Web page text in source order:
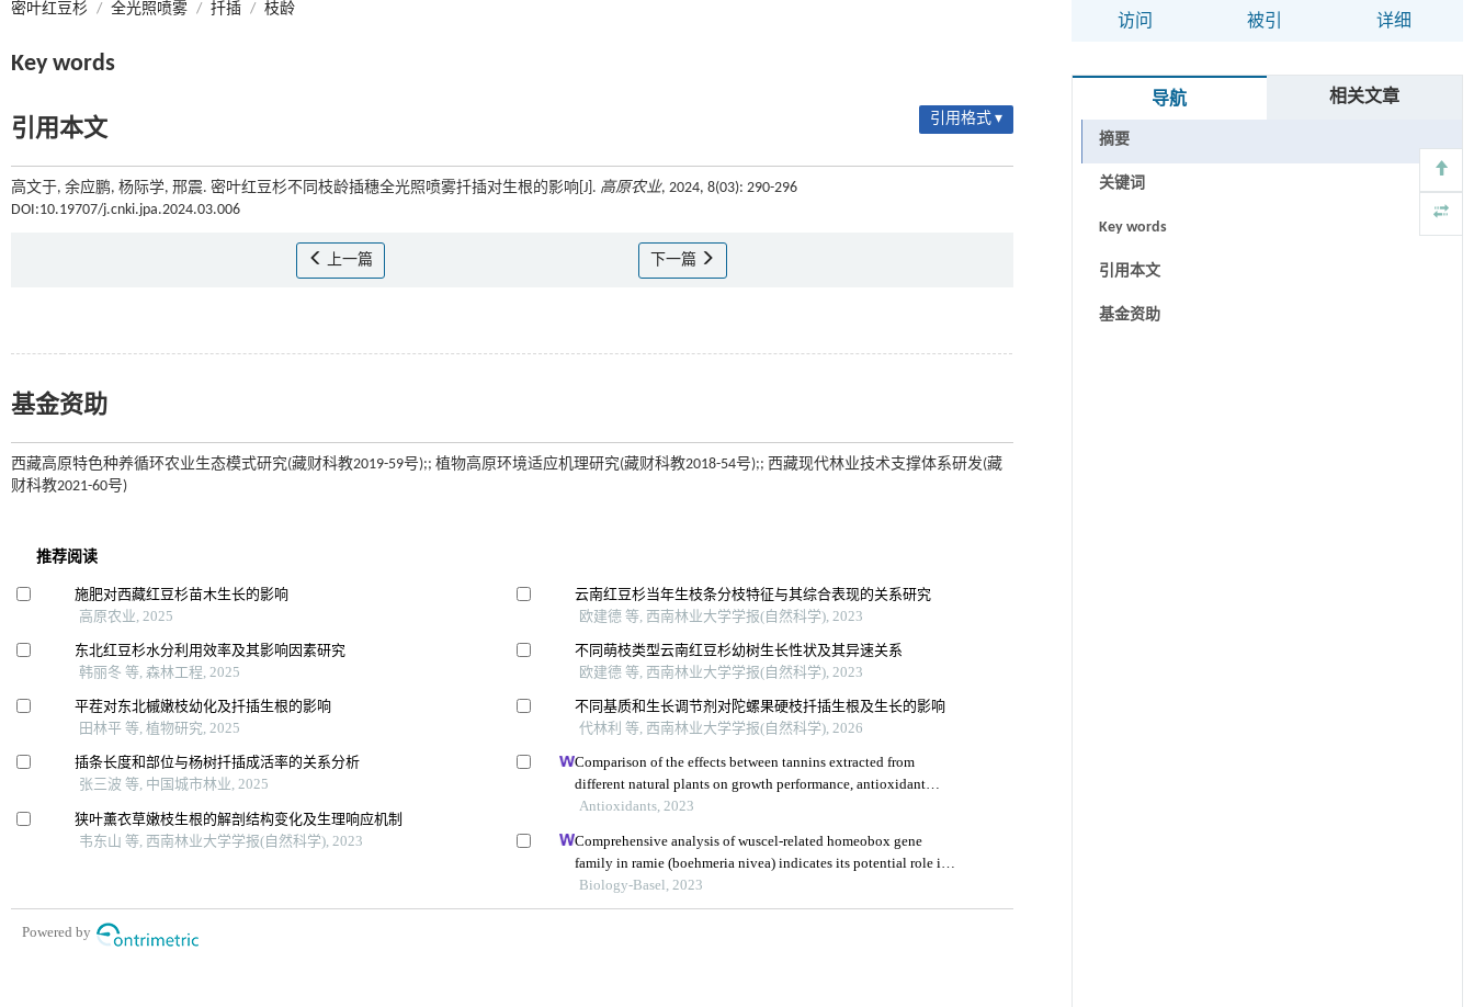
密叶红豆杉 / 全光照喷雾 / 扦插 / 枝龄
Key words
引用本文 引用格式 ▾
高文于, 余应鹏, 杨际学, 邢震. 密叶红豆杉不同枝龄插穗全光照喷雾扦插对生根的影响[J]. 高原农业, 2024, 8(03): 290-296
DOI:10.19707/j.cnki.jpa.2024.03.006
上一篇 下一篇
基金资助
西藏高原特色种养循环农业生态模式研究(藏财科教2019-59号);; 植物高原环境适应机理研究(藏财科教2018-54号);; 西藏现代林业技术支撑体系研发(藏
财科教2021-60号)
访问 被引 详细
导航 相关文章
摘要
关键词
Key words
引用本文
基金资助